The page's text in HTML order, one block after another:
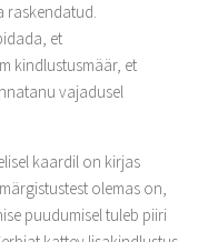
raskendatud.
et
kindlustusmäär, et
vajadusel
kaardil on kirjas
olemas on,
puudumisel tuleb piiri